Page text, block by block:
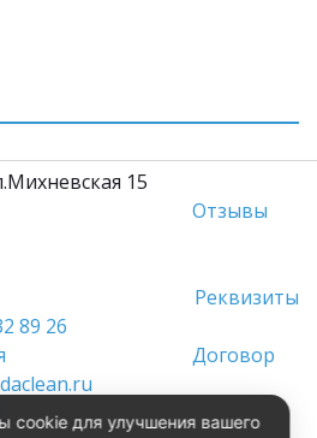
Отзывы
Реквизиты
89 26
Договор
cookie для улучшения вашего